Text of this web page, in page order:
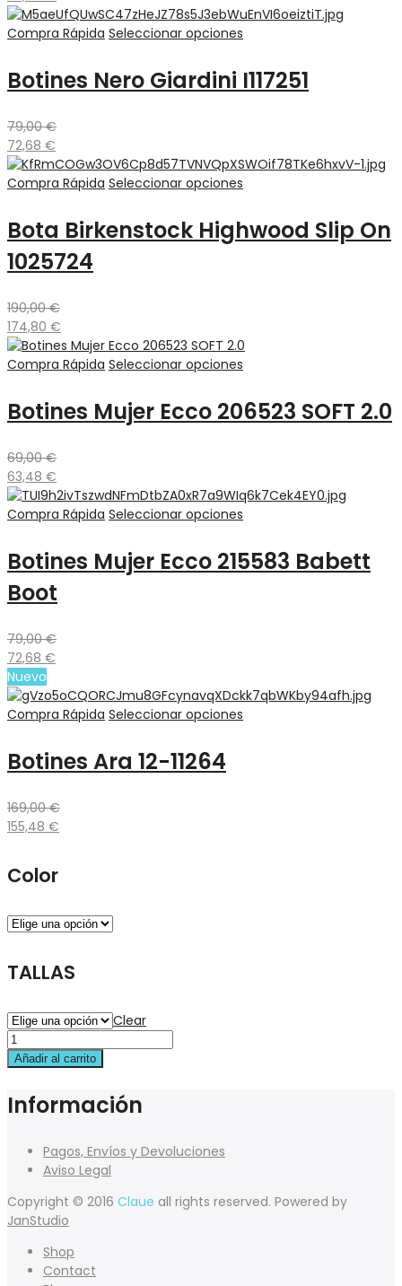
Compra Rápida Seleccionar opciones
Botines Nero Giardini I117251
79,00€
72,68 €
Compra Rápida Seleccionar opciones
Bota Birkenstock Highwood Slip On
1025724
190,00€
174,80 €
Compra Rápida Seleccionar opciones
Botines Mujer Ecco 206523 SOFT 2.0
69,00€
63,48 €
Compra Rápida Seleccionar opciones
Botines Mujer Ecco 215583 Babett
Boot
79,00€
72,68 €
Nuevo
Compra Rápida Seleccionar opciones
Botines Ara 12-11264
169,00€
155,48 €
Color
TALLAS
Clear
Añadir al carrito
Información
Pagos, Envíos y Devoluciones
Aviso Legal
Copyright © 2016 Claue all rights reserved. Powered by
JanStudio
Shop
Contact